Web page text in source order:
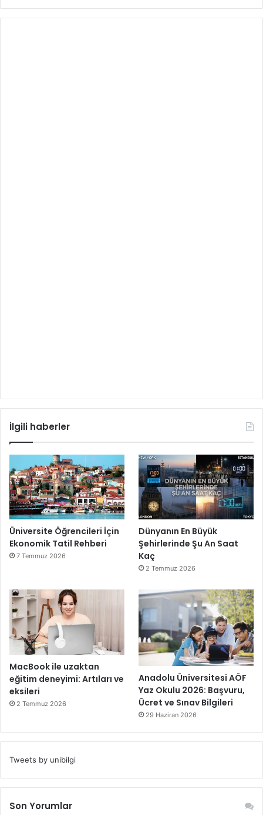
İlgili haberler
Üniversite Öğrencileri İçin
Ekonomik Tatil Rehberi
7 Temmuz 2026
Dünyanın En Büyük
Şehirlerinde Şu An Saat
Kaç
2 Temmuz 2026
MacBook ile uzaktan
eğitim deneyimi: Artıları ve
eksileri
2 Temmuz 2026
Anadolu Üniversitesi AÖF
Yaz Okulu 2026: Başvuru,
Ücret ve Sınav Bilgileri
29 Haziran 2026
Tweets by unibilgi
Son Yorumlar